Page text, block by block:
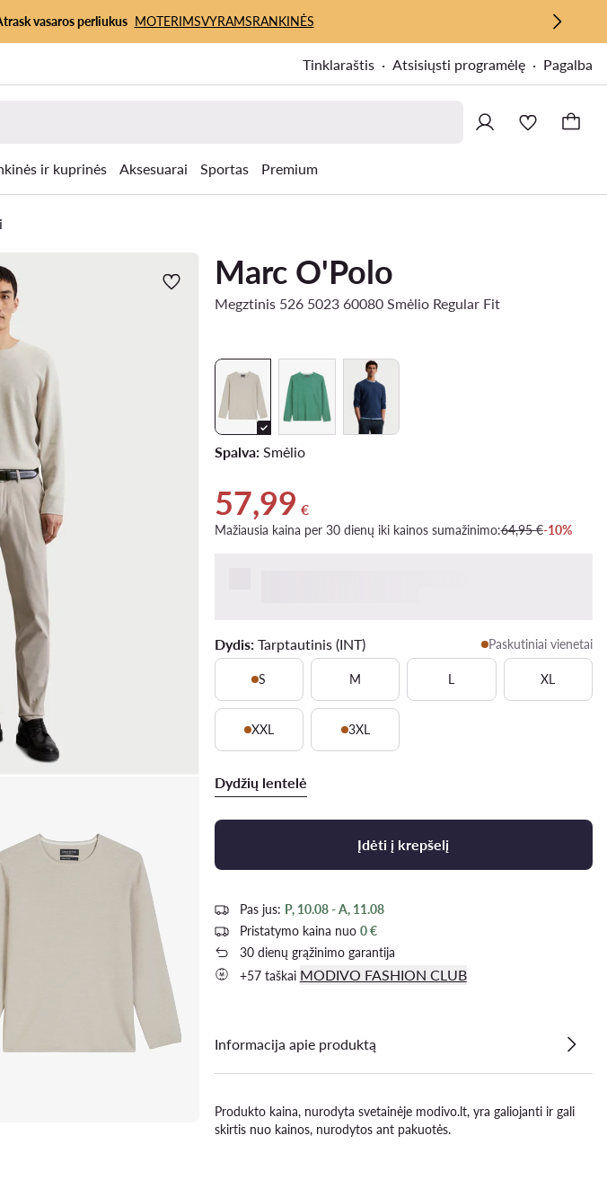
vasaros perliukus MOTERIMSVYRAMSRANKINĖS
Tinklaraštis Atsisiųsti programėlę Pagalba
ir kuprinės Aksesuarai Sportas Premium
Marc O'Polo
Megztinis 526 5023 60080 Smėlio Regular Fit
Spalva:Smėlio
Dabartinė kaina 57,99 €
57,99 €
Mažiausia kaina per 30 dienų iki kainos sumažinimo:64,95 €-10%
Dydis: Tarptautinis (INT) Paskutiniai vienetai
S M L XL
XXL 3XL
Dydžių lentelė
Įdėti į krepšelį
Pas jus: P, 10.08 - A, 11.08
Pristatymo kaina nuo 0 €
30 dienų grąžinimo garantija
+57 taškai MODIVO FASHION CLUB
Informacija apie produktą
Produkto kaina, nurodyta svetainėje modivo.lt, yra galiojanti ir gali
skirtis nuo kainos, nurodytos ant pakuotės.